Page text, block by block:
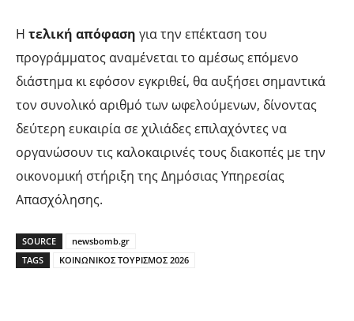
Η τελική απόφαση για την επέκταση του
προγράμματος αναμένεται το αμέσως επόμενο
διάστημα κι εφόσον εγκριθεί, θα αυξήσει σημαντικά
τον συνολικό αριθμό των ωφελούμενων, δίνοντας
δεύτερη ευκαιρία σε χιλιάδες επιλαχόντες να
οργανώσουν τις καλοκαιρινές τους διακοπές με την
οικονομική στήριξη της Δημόσιας Υπηρεσίας
Απασχόλησης.
SOURCE
newsbomb.gr
TAGS
ΚΟΙΝΩΝΙΚΟΣ ΤΟΥΡΙΣΜΟΣ 2026